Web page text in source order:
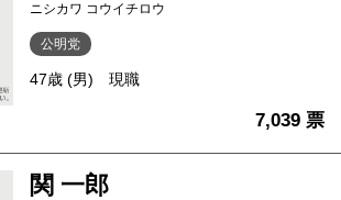
ニシカワ コウイチロウ
公明党
47歳 (男) 現職
7,039 票
関 一郎